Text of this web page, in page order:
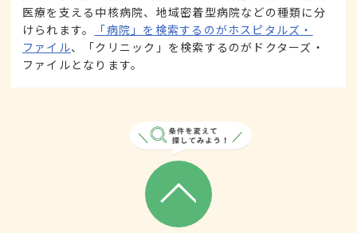
医療を支える中核病院、地域密着型病院などの種類に分
けられます。
「病院」を検索するのがホスピタルズ・
ファイル、「クリニック」を検索するのがドクターズ・
ファイルとなります。